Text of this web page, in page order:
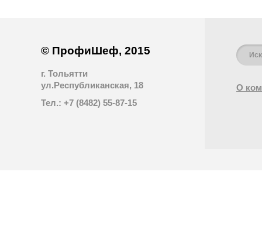
© ПрофиШеф, 2015
г. Тольятти
ул.Республиканская, 18
Тел.: +7 (8482) 55-87-15
О